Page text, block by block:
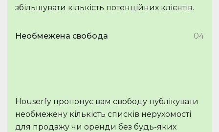
збільшувати кількість потенційних клієнтів.
Необмежена свобода 04
Houserfy пропонує вам свободу публікувати
необмежену кількість списків нерухомості
для продажу чи оренди без будь-яких